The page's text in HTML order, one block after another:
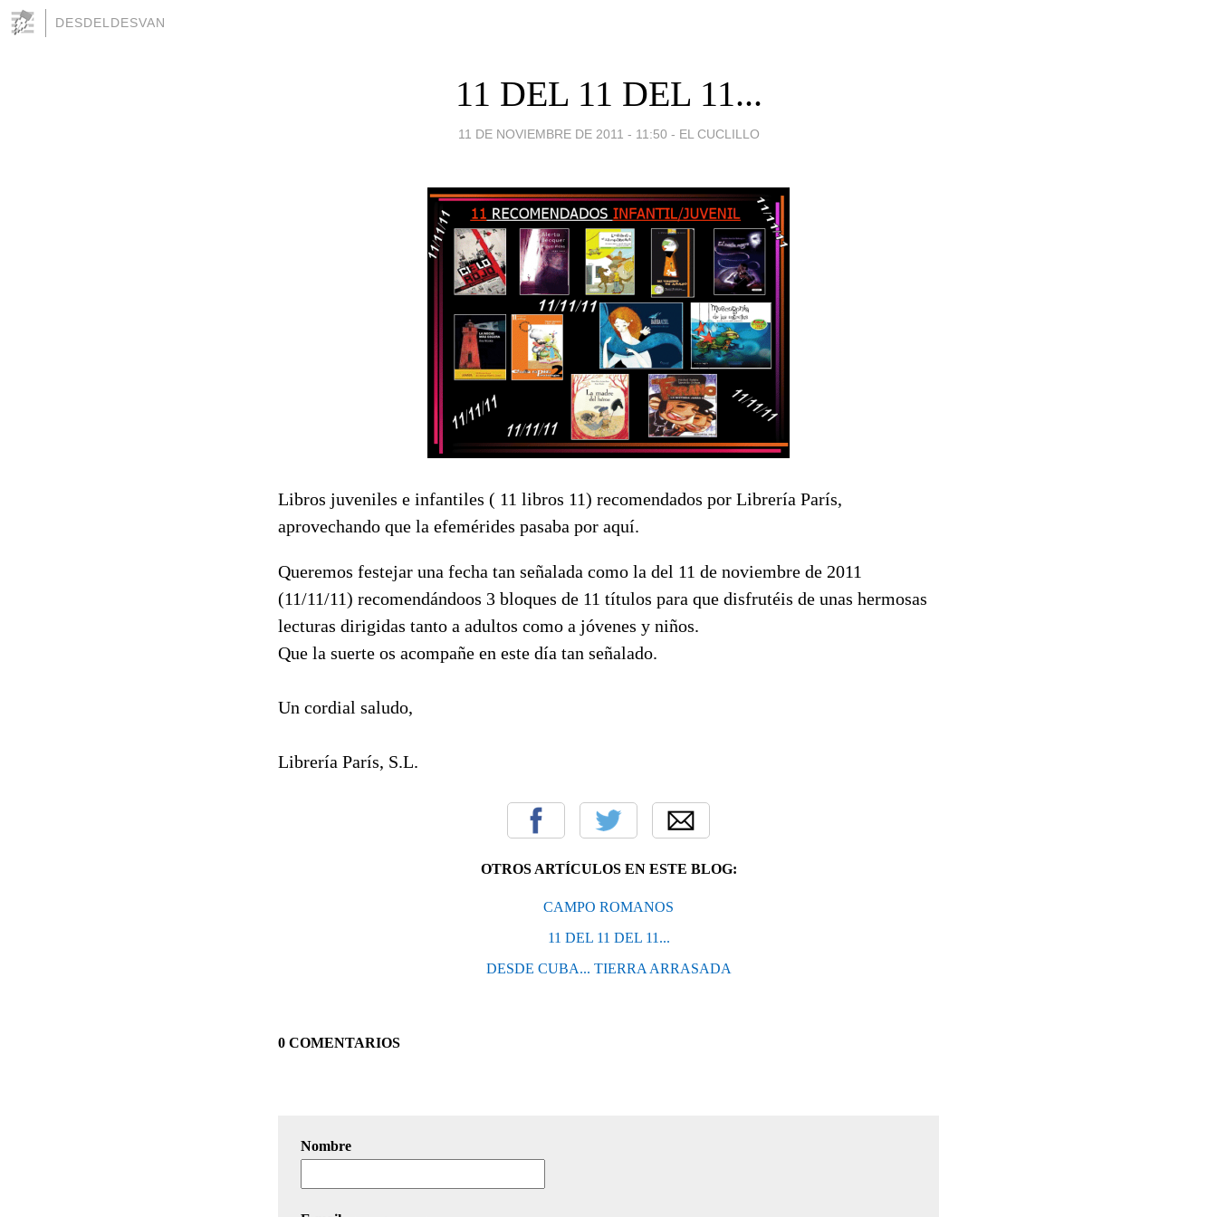
DESDELDESVAN
11 DEL 11 DEL 11...
11 DE NOVIEMBRE DE 2011 - 11:50 - EL CUCLILLO
Libros juveniles e infantiles ( 11 libros 11) recomendados por Librería París,
aprovechando que la efemérides pasaba por aquí.
Queremos festejar una fecha tan señalada como la del 11 de noviembre de 2011
(11/11/11) recomendándoos 3 bloques de 11 títulos para que disfrutéis de unas hermosas
lecturas dirigidas tanto a adultos como a jóvenes y niños.
Que la suerte os acompañe en este día tan señalado.
Un cordial saludo,
Librería París, S.L.
OTROS ARTÍCULOS EN ESTE BLOG:
CAMPO ROMANOS
11 DEL 11 DEL 11...
DESDE CUBA... TIERRA ARRASADA
0 COMENTARIOS
Nombre